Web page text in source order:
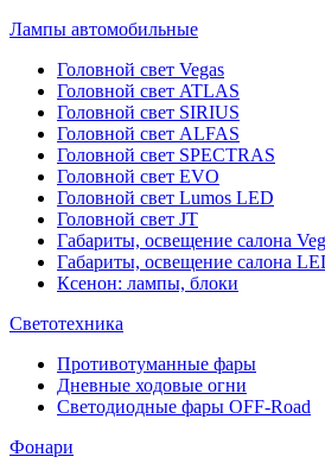
Лампы автомобильные
Головной свет Vegas
Головной свет ATLAS
Головной свет SIRIUS
Головной свет ALFAS
Головной свет SPECTRAS
Головной свет EVO
Головной свет Lumos LED
Головной свет JT
Габариты, освещение салона
Габариты, освещение салона
Ксенон: лампы, блоки
Светотехника
Противотуманные фары
Дневные ходовые огни
Светодиодные фары OFF-Road
Фонари